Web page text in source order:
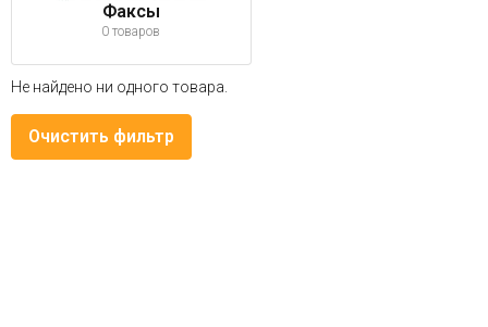
Факсы
0 товаров
Не найдено ни одного товара.
Очистить фильтр